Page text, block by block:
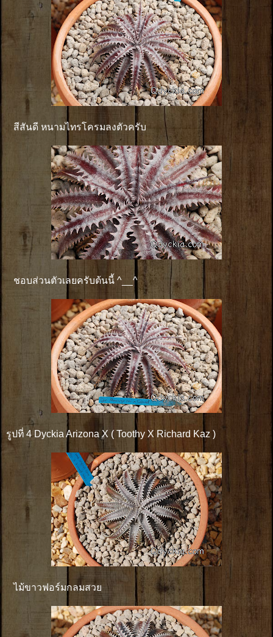
สีสันดี หนามไทรโครมลงตัวครับ
ชอบส่วนตัวเลยครับต้นนี้ ^__^
รูปที่ 4 Dyckia Arizona X ( Toothy X Richard Kaz )
ไม้ขาวฟอร์มกลมสวย